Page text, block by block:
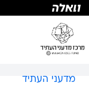
מדעני העתיד